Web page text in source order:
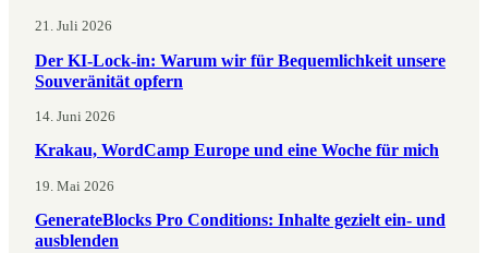
21. Juli 2026
Der KI-Lock-in: Warum wir für Bequemlichkeit unsere
Souveränität opfern
14. Juni 2026
Krakau, WordCamp Europe und eine Woche für mich
19. Mai 2026
GenerateBlocks Pro Conditions: Inhalte gezielt ein- und
ausblenden